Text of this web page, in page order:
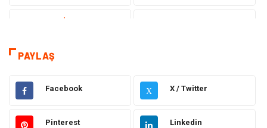
Eğitim & Kariyer
Gündem Hukuk
Moda Sağlıklı Yaşam
PAYLAŞ
Facebook X X / Twitter
Pinterest Linkedin